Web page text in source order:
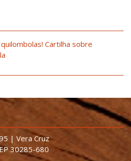
Cartilha sobre
| Vera Cruz
30285-680